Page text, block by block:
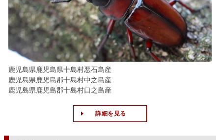
鹿児島県鹿児島県十島村悪石島産
鹿児島県鹿児島郡十島村中之島産
鹿児島県鹿児島郡十島村口之島産
詳細を見る